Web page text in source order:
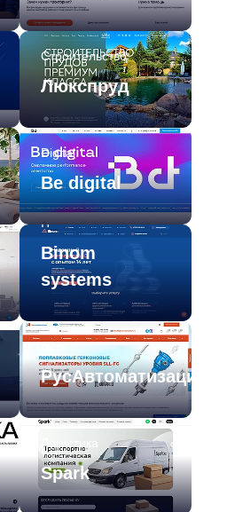
Строительство
Люкспруд
Digital
Be digital
IT
Binom
systems
B2B
РусАвтоматизация
Логистика
Spark